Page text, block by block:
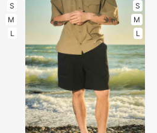
S
M
L
S
M
L